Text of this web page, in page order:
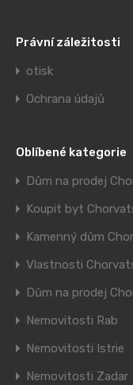
Právní záležitosti
otisk
Ochrana údajů
Oblíbené kategorie
Dům na prodej
Koupit byt
Kamenný dům
Vlastnosti
Dům na prodej
Nemovitosti Rab
Nemovitosti Istrie
Nemovitosti Zadar